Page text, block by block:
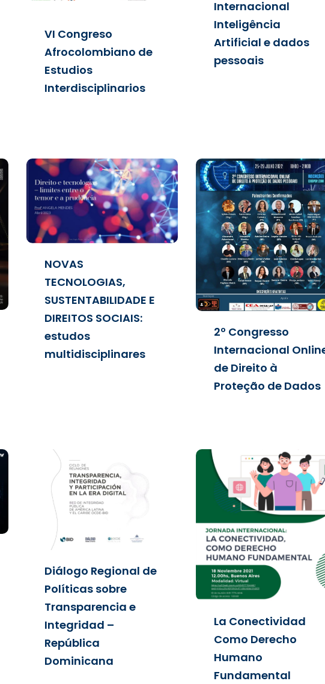
VI Congreso
Afrocolombiano de
Estudios
Interdisciplinarios
Internacional
Inteligência
Artificial e dados
pessoais
NOVAS
TECNOLOGIAS,
SUSTENTABILIDADE E
DIREITOS SOCIAIS:
estudos
multidisciplinares
2º Congresso
Internacional
de Direito à
Proteção de Dados
Diálogo Regional de
Políticas sobre
Transparencia e
Integridad –
República
Dominicana
La Conectividad
Como Derecho
Humano
Fundamental